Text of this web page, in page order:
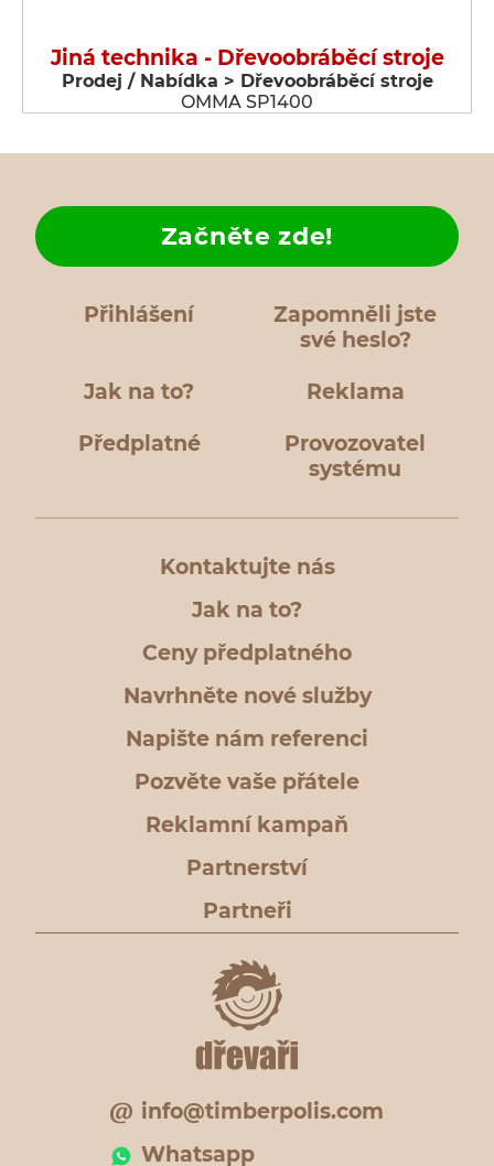
Jiná technika - Dřevoobráběcí stroje
Prodej / Nabídka > Dřevoobráběcí stroje
OMMA SP1400
Přihlášení
Zapomněli jste
své heslo?
Jak na to?
Začněte zde!
Reklama
Předplatné
Provozovatel
systému
Kontaktujte nás
Jak na to?
Ceny předplatného
Navrhněte nové služby
Napište nám referenci
Pozvěte vaše přátele
Reklamní kampaň
Partnerství
Partneři
info@timberpolis.com
Whatsapp